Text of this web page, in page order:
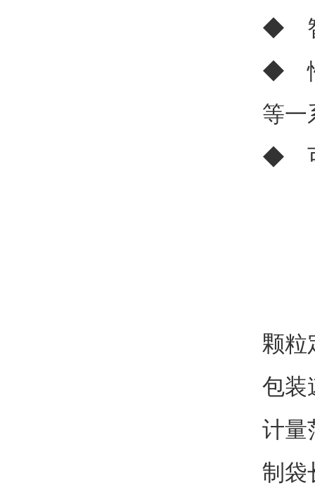
◆ 智
◆ 性
等一
◆ 可
颗粒
包装
计量
制袋